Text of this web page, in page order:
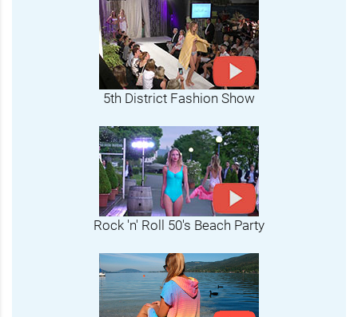
5th District Fashion Show
Rock 'n' Roll 50's Beach Party